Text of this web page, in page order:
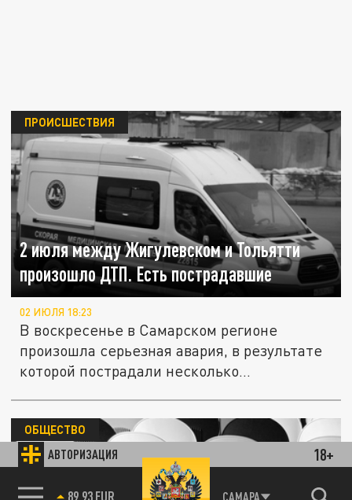
АВТОРИЗАЦИЯ 18+
85.64 BRENT САМАРА
2 июля между Жигулевском и Тольятти
произошло ДТП. Есть пострадавшие
ПРОИСШЕСТВИЯ
02 ИЮЛЯ 18:23
В воскресенье в Самарском регионе
произошла серьезная авария, в результате
которой пострадали несколько...
ОБЩЕСТВО